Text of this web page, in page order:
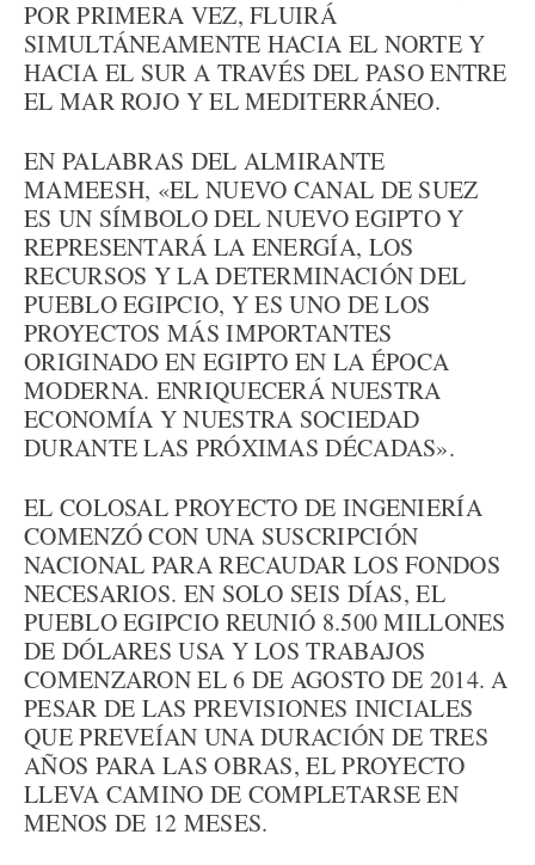
POR PRIMERA VEZ, FLUIRÁ
SIMULTÁNEAMENTE HACIA EL NORTE Y
HACIA EL SUR A TRAVÉS DEL PASO ENTRE
EL MAR ROJO Y EL MEDITERRÁNEO.
EN PALABRAS DEL ALMIRANTE
MAMEESH, «EL NUEVO CANAL DE SUEZ
ES UN SÍMBOLO DEL NUEVO EGIPTO Y
REPRESENTARÁ LA ENERGÍA, LOS
RECURSOS Y LA DETERMINACIÓN DEL
PUEBLO EGIPCIO, Y ES UNO DE LOS
PROYECTOS MÁS IMPORTANTES
ORIGINADO EN EGIPTO EN LA ÉPOCA
MODERNA. ENRIQUECERÁ NUESTRA
ECONOMÍA Y NUESTRA SOCIEDAD
DURANTE LAS PRÓXIMAS DÉCADAS».
EL COLOSAL PROYECTO DE INGENIERÍA
COMENZÓ CON UNA SUSCRIPCIÓN
NACIONAL PARA RECAUDAR LOS FONDOS
NECESARIOS. EN SOLO SEIS DÍAS, EL
PUEBLO EGIPCIO REUNIÓ 8.500 MILLONES
DE DÓLARES USA Y LOS TRABAJOS
COMENZARON EL 6 DE AGOSTO DE 2014. A
PESAR DE LAS PREVISIONES INICIALES
QUE PREVEÍAN UNA DURACIÓN DE TRES
AÑOS PARA LAS OBRAS, EL PROYECTO
LLEVA CAMINO DE COMPLETARSE EN
MENOS DE 12 MESES.